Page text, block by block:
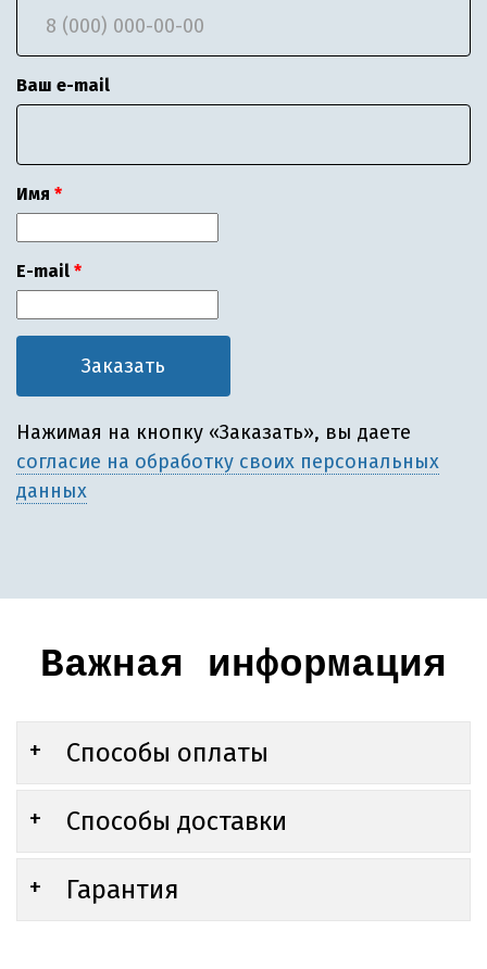
Ваш e-mail
Имя
E-mail
Нажимая на кнопку «Заказать», вы даете
согласие на обработку своих персональных
данных
Важная информация
Способы оплаты
Способы доставки
Гарантия